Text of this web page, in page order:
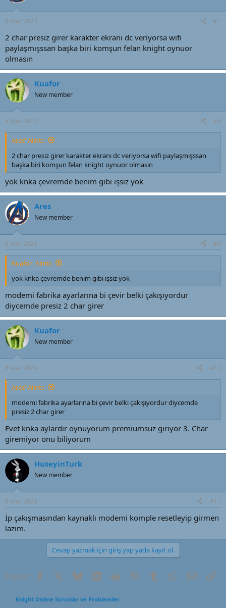
8 Mar 2023 #7
2 char presiz girer karakter ekranı dc veriyorsa wifi
paylaşmışssan başka biri komşun felan knight oynuor
olmasın
Kuafor
New member
8 Mar 2023 #8
Ares' Alıntı:
2 char presiz girer karakter ekranı dc veriyorsa wifi paylaşmışssan
başka biri komşun felan knight oynuor olmasın
yok knka çevremde benim gibi işsiz yok
Ares
New member
8 Mar 2023 #9
Kuafor' Alıntı:
yok knka çevremde benim gibi işsiz yok
modemi fabrika ayarlarına bi çevir belki çakışıyordur
diycemde presiz 2 char girer
Kuafor
New member
8 Mar 2023 #10
Ares' Alıntı:
modemi fabrika ayarlarına bi çevir belki çakışıyordur diycemde
presiz 2 char girer
Evet knka aylardır oynuyorum premiumsuz giriyor 3. Char
giremiyor onu biliyorum
HuseyinTurk
New member
8 Mar 2023 #11
İp çakışmasından kaynaklı modemi komple resetleyip girmen
lazım.
Cevap yazmak için giriş yap yada kayıt ol.
Paylaş: FacebookX (Twitter)
BlueskyLinkedInReddit PinterestTumblr WhatsApp
E-posta
Knight Online Sorunlar ve Problemler